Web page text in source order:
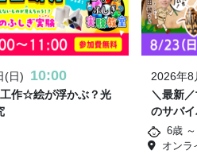
(日) 10:00
作☆絵が浮かぶ？光
2026年8
＼最新
のサバ
6歳
オンラ